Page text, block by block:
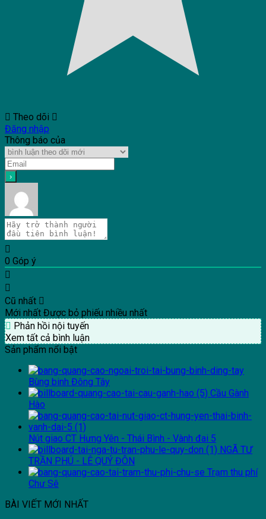
Theo dõi
Đăng nhập
Thông báo của
0 Góp ý
Cũ nhất
Mới nhất Được bỏ phiếu nhiều nhất
Phản hồi nội tuyến
Xem tất cả bình luận
Sản phẩm nổi bật
Bùng binh Đông Tây
Cầu Gành
Hào
Nút giao CT Hưng Yên - Thái Bình - Vành đai 5
NGÃ TƯ
TRẦN PHÚ - LÊ QUÝ ĐÔN
Trạm thu phí
Chư Sê
BÀI VIẾT MỚI NHẤT